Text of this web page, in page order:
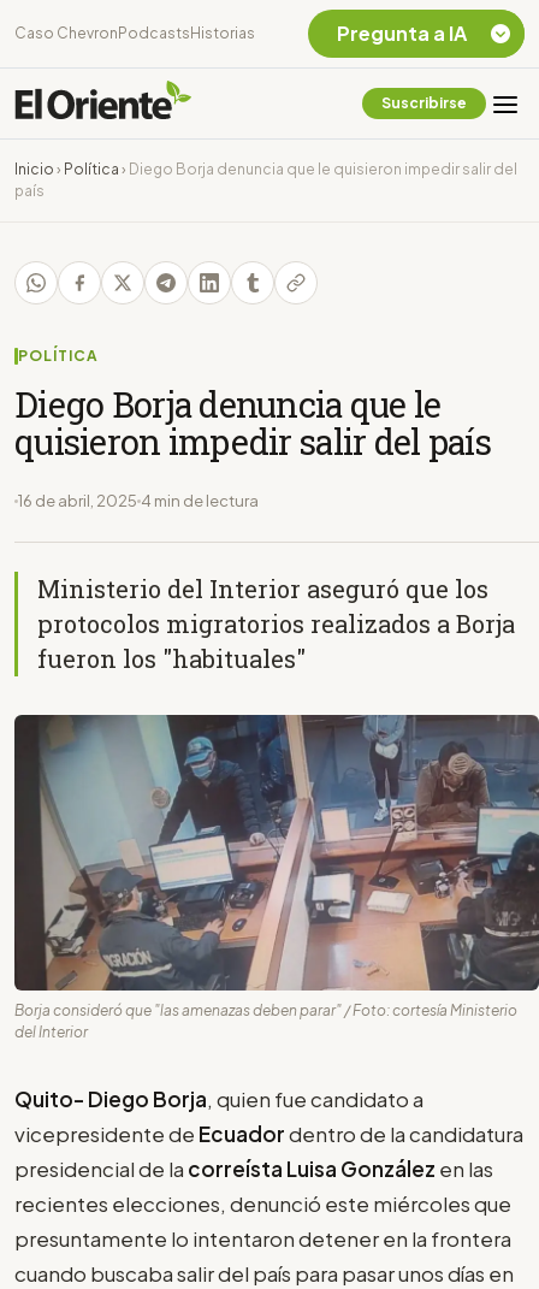
Caso Chevron Podcasts Historias
Suscribirse
Inicio › Política › Diego Borja denuncia que le quisieron impedir salir del
país
POLÍTICA
Diego Borja denuncia que le
quisieron impedir salir del país
16 de abril, 2025 4 min de lectura
Ministerio del Interior aseguró que los
protocolos migratorios realizados a Borja
fueron los "habituales"
Borja consideró que "las amenazas deben parar" / Foto: cortesía Ministerio
del Interior
Quito- Diego Borja, quien fue candidato a
vicepresidente de Ecuadordentro de la candidatura
presidencial de la correísta Luisa González en las
recientes elecciones, denunció este miércoles que
presuntamente lo intentaron detener en la frontera
cuando buscaba salir del país para pasar unos días en
Pregunta a IA
Chevron Ecuador